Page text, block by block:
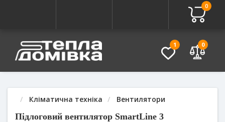
0
1 0
Кліматична техніка Вентилятори
Підлоговий вентилятор SmartLine 3
Питання - Відповідь